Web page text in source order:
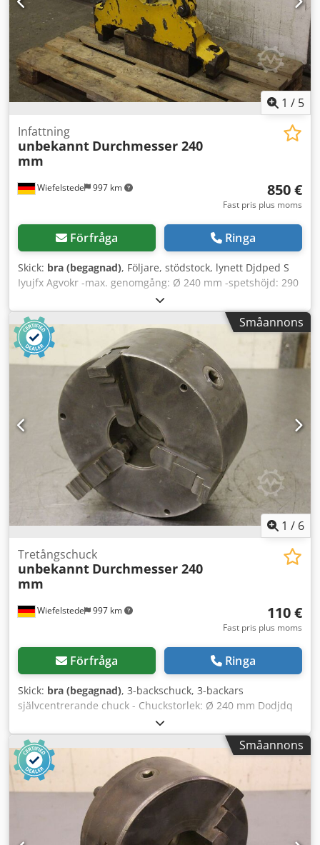
1 / 5
Wiefelstede 997 km
Infattning
unbekannt Durchmesser 240
mm
850 €
Fast pris plus moms
Förfråga Ringa
Skick: bra (begagnad), Följare, stödstock, lynett Djdped S
Iyujfx Agvokr -max. genomgång: Ø 240 mm -spetshöjd: 290
mm -underlag: kullager -teknisk ritning: finns bland
bilderna -dimensioner: 760/130/H610 mm -vikt: 125 kg
Småannons
1 / 6
Wiefelstede 997 km
Tretångschuck
unbekannt Durchmesser 240
mm
110 €
Fast pris plus moms
Förfråga Ringa
Skick: bra (begagnad), 3-backschuck, 3-backars
självcentrerande chuck - Chuckstorlek: Ø 240 mm Dodjdq
Tt Rspfx Agvokr - Utan: Vändbackar - Konusformigt fäste: Ø
102 mm - Vikt: 29 kg
Småannons